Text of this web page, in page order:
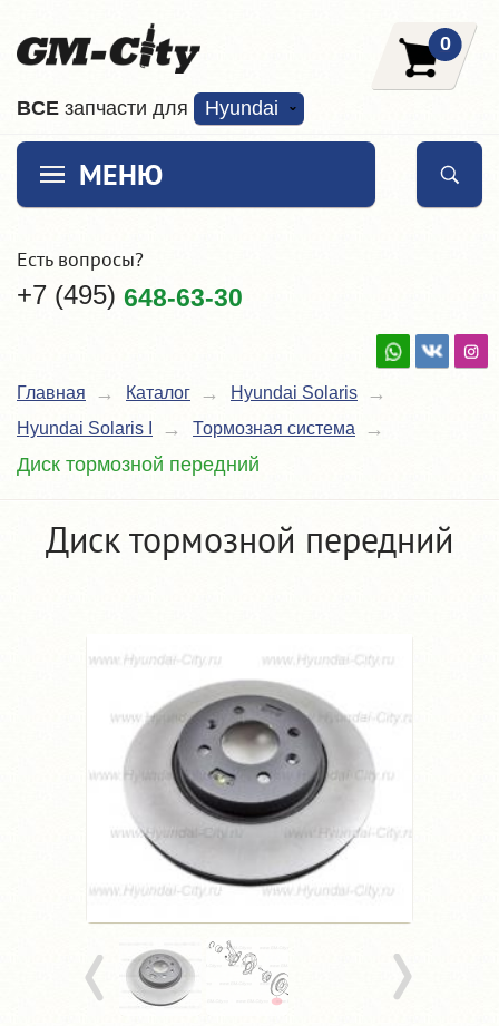
ВCE запчасти для Hyundai
0
МЕНЮ
Есть вопросы?
+7 (495) 648-63-30
Главная Каталог
Hyundai Solaris
Hyundai Solaris I
Тормозная система
Диск тормозной передний
Диск тормозной передний